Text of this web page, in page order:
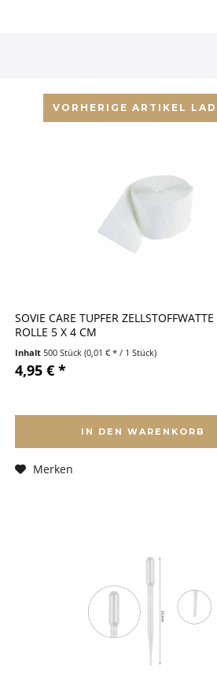
VORHERIGE ARTIKEL
SOVIE CARE TUPFER
ROLLE 5 X 4 CM
Inhalt500 Stück(0,01 € * / 1 Stück)
4,95 € *
IN DEN WARENKORB
Merken